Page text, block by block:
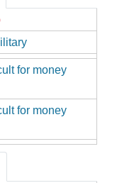
for money
for money